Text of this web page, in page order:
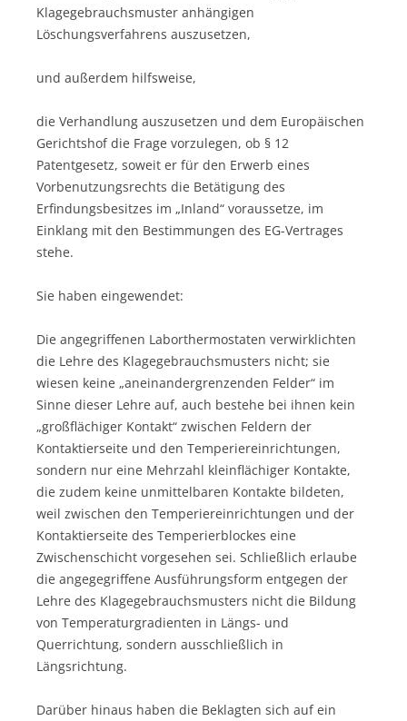
Klagegebrauchsmuster anhängigen
Löschungsverfahrens auszusetzen,
und außerdem hilfsweise,
die Verhandlung auszusetzen und dem Europäischen
Gerichtshof die Frage vorzulegen, ob § 12
Patentgesetz, soweit er für den Erwerb eines
Vorbenutzungsrechts die Betätigung des
Erfindungsbesitzes im „Inland“ voraussetze, im
Einklang mit den Bestimmungen des EG-Vertrages
stehe.
Sie haben eingewendet:
Die angegriffenen Laborthermostaten verwirklichten
die Lehre des Klagegebrauchsmusters nicht; sie
wiesen keine „aneinandergrenzenden Felder“ im
Sinne dieser Lehre auf, auch bestehe bei ihnen kein
„großflächiger Kontakt“ zwischen Feldern der
Kontaktierseite und den Temperiereinrichtungen,
sondern nur eine Mehrzahl kleinflächiger Kontakte,
die zudem keine unmittelbaren Kontakte bildeten,
weil zwischen den Temperiereinrichtungen und der
Kontaktierseite des Temperierblockes eine
Zwischenschicht vorgesehen sei. Schließlich erlaube
die angegegriffene Ausführungsform entgegen der
Lehre des Klagegebrauchsmusters nicht die Bildung
von Temperaturgradienten in Längs- und
Querrichtung, sondern ausschließlich in
Längsrichtung.
Darüber hinaus haben die Beklagten sich auf ein